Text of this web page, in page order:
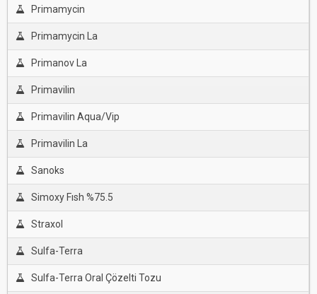
Primamycin
Primamycin La
Primanov La
Primavilin
Primavilin Aqua/Vip
Primavilin La
Sanoks
Simoxy Fısh %75.5
Straxol
Sulfa-Terra
Sulfa-Terra Oral Çözelti Tozu